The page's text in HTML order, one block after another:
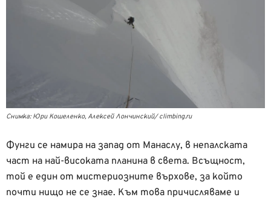
Снимка: Юри Кошеленко, Алексей Лончинский/ climbing.ru
Фунги се намира на запад от Манаслу, в непалската
част на най-високата планина в света. Всъщност,
той е един от мистериозните върхове, за който
почти нищо не се знае. Към това причисляваме и